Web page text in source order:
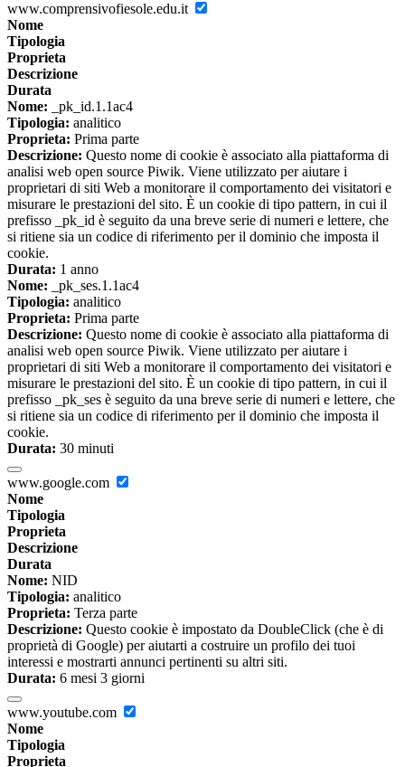
www.comprensivofiesole.edu.it
Nome
Tipologia
Proprieta
Descrizione
Durata
Nome: _pk_id.1.1ac4
Tipologia: analitico
Proprieta: Prima parte
Descrizione: Questo nome di cookie è associato alla piattaforma di
analisi web open source Piwik. Viene utilizzato per aiutare i
proprietari di siti Web a monitorare il comportamento dei visitatori e
misurare le prestazioni del sito. È un cookie di tipo pattern, in cui il
prefisso _pk_id è seguito da una breve serie di numeri e lettere, che
si ritiene sia un codice di riferimento per il dominio che imposta il
cookie.
Durata: 1 anno
Nome: _pk_ses.1.1ac4
Tipologia: analitico
Proprieta: Prima parte
Descrizione: Questo nome di cookie è associato alla piattaforma di
analisi web open source Piwik. Viene utilizzato per aiutare i
proprietari di siti Web a monitorare il comportamento dei visitatori e
misurare le prestazioni del sito. È un cookie di tipo pattern, in cui il
prefisso _pk_ses è seguito da una breve serie di numeri e lettere, che
si ritiene sia un codice di riferimento per il dominio che imposta il
cookie.
Durata: 30 minuti
www.google.com
Nome
Tipologia
Proprieta
Descrizione
Durata
Nome: NID
Tipologia: analitico
Proprieta: Terza parte
Descrizione: Questo cookie è impostato da DoubleClick (che è di
proprietà di Google) per aiutarti a costruire un profilo dei tuoi
interessi e mostrarti annunci pertinenti su altri siti.
Durata: 6 mesi 3 giorni
www.youtube.com
Nome
Tipologia
Proprieta